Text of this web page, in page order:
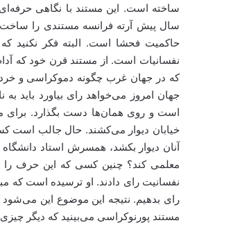
ساخته است. این مستند با نگاهی
سال پیش آرته فرانسه مستندی را
حاکمیت فحشا است. البته فکر نکنید
نفسانیات است. از مستند قرن خود که
که در جهان غرب چگونه دموکراسی و خرد
جهان امروز می‌خواهد رای بیاورد باید
است و روی همان‌ها دست بگذارد. برای
خیابان دیوار می‌کشند. حال جالب است
آنان دیوار بکشد، همسرش استاد
معلمی کند؟ چنین کسی که این حرف را
نفسانیت رای دادند. او ترسیده است که
رای بدهیم. نتیجه این موضوع این می‌شود
مستند پورنوکراسی می‌بینید که دیگر